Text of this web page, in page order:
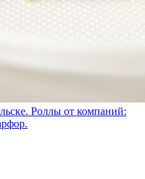
Роллы от компаний: